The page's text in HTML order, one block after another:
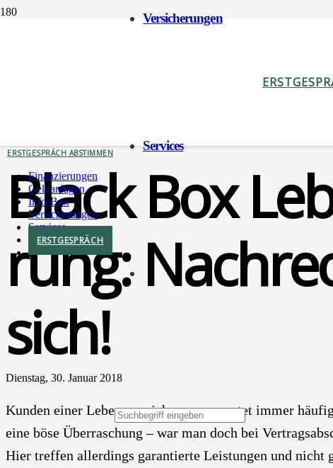
Ver­si­che­run­gen
Ser­vices
ERSTGESPRÄCH ABSTIMMEN
Finan­zie­run­gen
Geld­an­la­gen
Info-Box
Ver­si­che­run­gen
Ser­vices
ERST­GE­SPRÄCH
Black Box
rung:
sich!
Dienstag, 30. Januar 2018
Kun­den einer Lebens­ver­si­che­rung erwar­tet immer
eine böse Über­ra­schung – war man doch bei
Hier tref­fen aller­dings garan­tier­te Leis­tun­gen und nicht